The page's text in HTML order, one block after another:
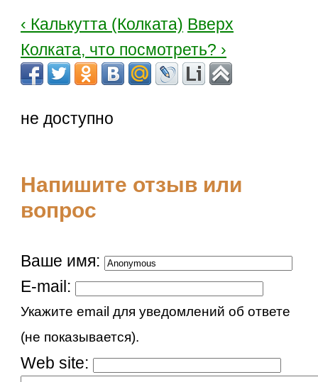
‹ Калькутта (Колката) Вверх
Колката, что посмотреть? ›
не доступно
Напишите отзыв или
вопрос
Ваше имя:
E-mail:
Укажите email для уведомлений об ответе
(не показывается).
Web site: